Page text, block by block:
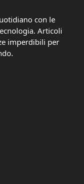
con le
Articoli
imperdibili per